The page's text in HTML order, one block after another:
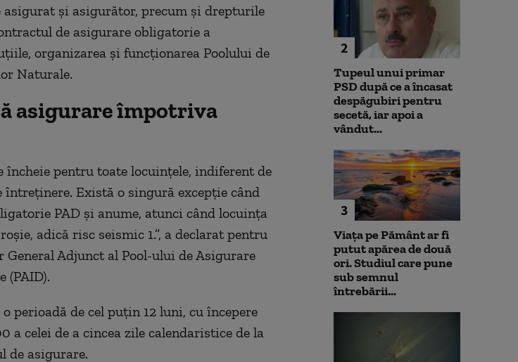
și asigurător, precum și drepturile
de asigurare obligatorie a
organizarea și funcționarea Poolului de
Naturale.
asigurare împotriva
încheie pentru toate locuințele, indiferent de
întreținere. Există o singură excepție când
PAD și anume, atunci când locuința
adică risc seismic 1.”, a declarat pentru
Adjunct al Pool-ului de Asigurare
(PAID).
perioadă de cel puțin 12 luni, cu începere
a celei de a cincea zile calendaristice de la
de asigurare.
2
Tupeul unui primar
PSD după ce a încasat
despăgubiri pentru
secetă, iar apoi a
vândut...
3
Viața pe Pământ ar fi
putut apărea de două
ori. Studiul care pune
sub semnul
întrebării...